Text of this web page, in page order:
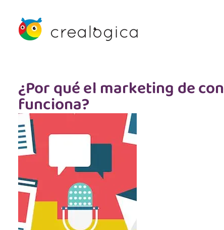
¿Por qué el marketing de
funciona?